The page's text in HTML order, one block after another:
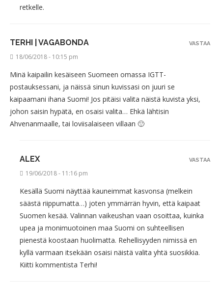
retkelle.
TERHI | VAGABONDA
18/06/2018 - 10:15 pm
Minä kaipailin kesäiseen Suomeen omassa IGTT-
postauksessani, ja näissä sinun kuvissasi on juuri se
kaipaamani ihana Suomi! Jos pitäisi valita näistä kuvista yksi,
johon saisin hypätä, en osaisi valita… Ehkä lähtisin
Ahvenanmaalle, tai loviisalaiseen villaan 🙂
VASTAA
ALEX
19/06/2018 - 11:16 pm
Kesällä Suomi näyttää kauneimmat kasvonsa (melkein
säästä riippumatta…) joten ymmärrän hyvin, että kaipaat
Suomen kesää. Valinnan vaikeushan vaan osoittaa, kuinka
upea ja monimuotoinen maa Suomi on suhteellisen
pienestä koostaan huolimatta. Rehellisyyden nimissä en
kyllä varmaan itsekään osaisi näistä valita yhtä suosikkia.
Kiitti kommentista Terhi!
VASTAA